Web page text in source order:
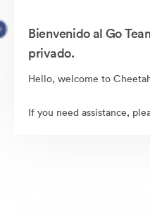
Bienvenido al Go
privado.
Hello, welcome to
If you need assistance,